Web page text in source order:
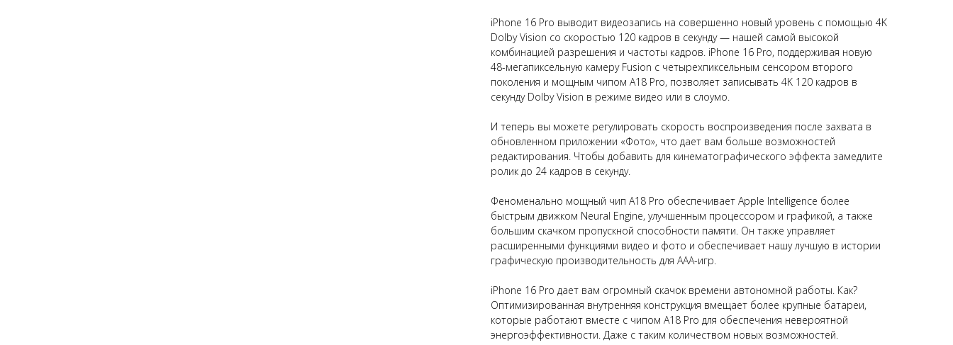
iPhone 16 Pro выводит видеозапись на совершенно новый уровень с помощью 4K
Dolby Vision со скоростью 120 кадров в секунду — нашей самой высокой
комбинацией разрешения и частоты кадров. iPhone 16 Pro, поддерживая новую
48-мегапиксельную камеру Fusion с четырехпиксельным сенсором второго
поколения и мощным чипом A18 Pro, позволяет записывать 4K 120 кадров в
секунду Dolby Vision в режиме видео или в слоумо.
И теперь вы можете регулировать скорость воспроизведения после захвата в
обновленном приложении «Фото», что дает вам больше возможностей
редактирования. Чтобы добавить для кинематографического эффекта замедлите
ролик до 24 кадров в секунду.
Феноменально мощный чип A18 Pro обеспечивает Apple Intelligence более
быстрым движком Neural Engine, улучшенным процессором и графикой, а также
большим скачком пропускной способности памяти. Он также управляет
расширенными функциями видео и фото и обеспечивает нашу лучшую в истории
графическую производительность для ААА-игр.
iPhone 16 Pro дает вам огромный скачок времени автономной работы. Как?
Оптимизированная внутренняя конструкция вмещает более крупные батареи,
которые работают вместе с чипом A18 Pro для обеспечения невероятной
энергоэффективности. Даже с таким количеством новых возможностей.